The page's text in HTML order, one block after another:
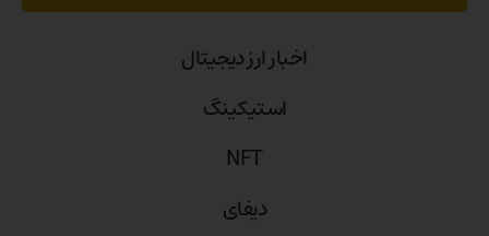
اخبار ارز دیجیتال
استیکینگ
NFT
دیفای